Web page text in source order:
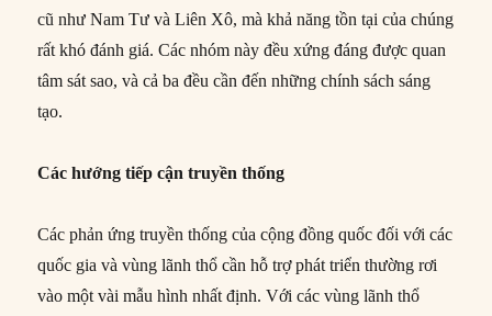
cũ như Nam Tư và Liên Xô, mà khả năng tồn tại của chúng
rất khó đánh giá. Các nhóm này đều xứng đáng được quan
tâm sát sao, và cả ba đều cần đến những chính sách sáng
tạo.
Các hướng tiếp cận truyền thống
Các phản ứng truyền thống của cộng đồng quốc đối với các
quốc gia và vùng lãnh thổ cần hỗ trợ phát triển thường rơi
vào một vài mẫu hình nhất định. Với các vùng lãnh thổ